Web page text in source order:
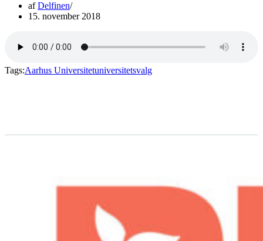
afDelfinen
15. november 2018
Tags:Aarhus Universitetuniversitetsvalg